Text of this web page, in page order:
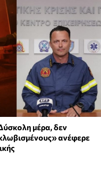
μέρα, δεν
ανέφερε